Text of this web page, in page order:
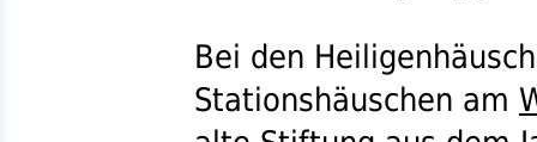
Bei den
Stationshäuschen am